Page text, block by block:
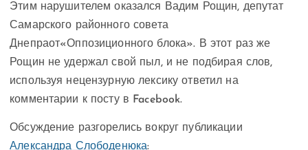
Этим нарушителем оказался Вадим Рощин, депутат
Самарского районного совета
Днепраот«Оппозиционного блока». В этот раз же
Рощин не удержал свой пыл, и не подбирая слов,
используя нецензурную лексику ответил на
комментарии к посту в Facebook.
Обсуждение разгорелись вокруг публикации
Александра Слободенюка: